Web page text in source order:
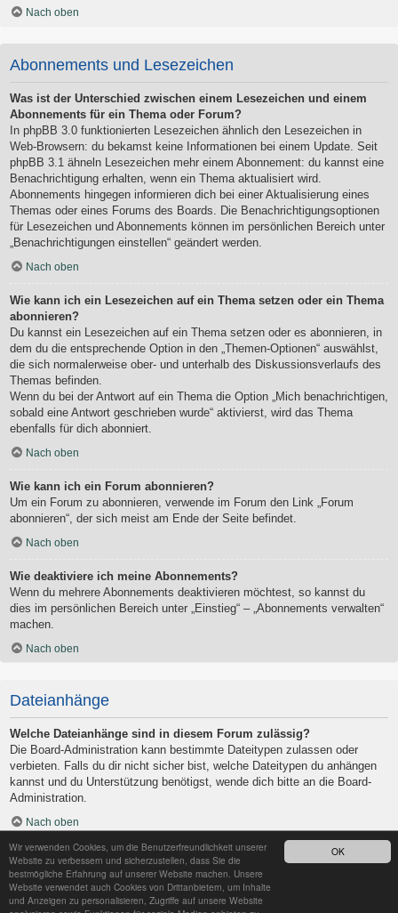
OK
Wir verwenden Cookies, um die Benutzerfreundlichkeit unserer
Website zu verbessern und sicherzustellen, dass Sie die
bestmögliche Erfahrung auf unserer Website machen. Unsere
Website verwendet auch Cookies von Drittanbietern, um Inhalte
und Anzeigen zu personalisieren, Zugriffe auf unsere Website
Nach oben
Abonnements und Lesezeichen
Was ist der Unterschied zwischen einem Lesezeichen und einem
Abonnements für ein Thema oder Forum?
In phpBB 3.0 funktionierten Lesezeichen ähnlich den Lesezeichen in
Web-Browsern: du bekamst keine Informationen bei einem Update. Seit
phpBB 3.1 ähneln Lesezeichen mehr einem Abonnement: du kannst eine
Benachrichtigung erhalten, wenn ein Thema aktualisiert wird.
Abonnements hingegen informieren dich bei einer Aktualisierung eines
Themas oder eines Forums des Boards. Die Benachrichtigungsoptionen
für Lesezeichen und Abonnements können im persönlichen Bereich unter
„Benachrichtigungen einstellen“ geändert werden.
Nach oben
Wie kann ich ein Lesezeichen auf ein Thema setzen oder ein Thema
abonnieren?
Du kannst ein Lesezeichen auf ein Thema setzen oder es abonnieren, in
dem du die entsprechende Option in den „Themen-Optionen“ auswählst,
die sich normalerweise ober- und unterhalb des Diskussionsverlaufs des
Themas befinden.
Wenn du bei der Antwort auf ein Thema die Option „Mich benachrichtigen,
sobald eine Antwort geschrieben wurde“ aktivierst, wird das Thema
ebenfalls für dich abonniert.
Nach oben
Wie kann ich ein Forum abonnieren?
Um ein Forum zu abonnieren, verwende im Forum den Link „Forum
abonnieren“, der sich meist am Ende der Seite befindet.
Nach oben
Wie deaktiviere ich meine Abonnements?
Wenn du mehrere Abonnements deaktivieren möchtest, so kannst du
dies im persönlichen Bereich unter „Einstieg“ – „Abonnements verwalten“
machen.
Nach oben
Dateianhänge
Welche Dateianhänge sind in diesem Forum zulässig?
Die Board-Administration kann bestimmte Dateitypen zulassen oder
verbieten. Falls du dir nicht sicher bist, welche Dateitypen du anhängen
kannst und du Unterstützung benötigst, wende dich bitte an die Board-
Administration.
Nach oben
Kann ich eine Übersicht all meiner Dateianhänge erhalten?
Um eine Liste all deiner Dateianhänge zu erhalten, gehe in den
persönlichen Bereich. Dort findest du unter „Einstieg“ einen Punkt
„Dateianhänge verwalten“, über den du eine Liste deiner Dateianhänge